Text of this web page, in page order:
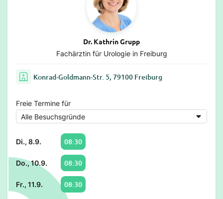
Dr. Kathrin Grupp
Fachärztin für Urologie in Freiburg
Konrad-Goldmann-Str. 5, 79100 Freiburg
Freie Termine für
Di., 8.9. 08:30
Do., 10.9. 08:30
Fr., 11.9. 08:30